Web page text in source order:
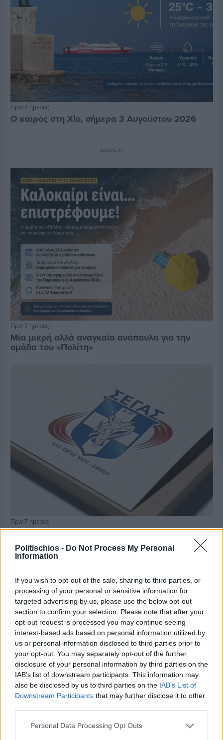
Politischios - Do Not Process My Personal
Information
If you wish to opt-out of the sale, sharing to third parties, or
processing of your personal or sensitive information for
targeted advertising by us, please use the below opt-out
section to confirm your selection. Please note that after your
opt-out request is processed you may continue seeing
interest-based ads based on personal information utilized by
us or personal information disclosed to third parties prior to
your opt-out. You may separately opt-out of the further
disclosure of your personal information by third parties on the
IAB’s list of downstream participants. This information may
also be disclosed by us to third parties on the IAB’s List of
Downstream Participants that may further disclose it to other
Personal Data Processing Opt Outs
Πριν 4 ημέρες
Ο καιρός στη Χίο, σήμερα 3 Αυγούστου 2026
Διαφήμιση
Πριν 7 ημέρες
Μία μικρή αλλά αναγκαία ανάπαυλα για την
ομάδα του «Πολίτη»
Πριν 7 ημέρες
Τρίτος στη σφαιροβολία στη διεθνή συνάντηση
Ελλάδας–Κύπρου Κ18 ο Δημήτρης Τέλλιος
Εργασίες ασφαλτόστρωσης σε τρεις οδούς του